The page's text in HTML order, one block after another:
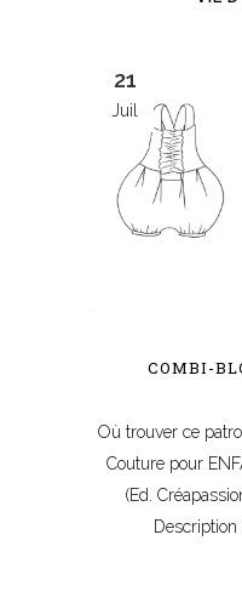
21
Juil
COMBI-
Où trouver ce
Couture pour
(Ed.
Description